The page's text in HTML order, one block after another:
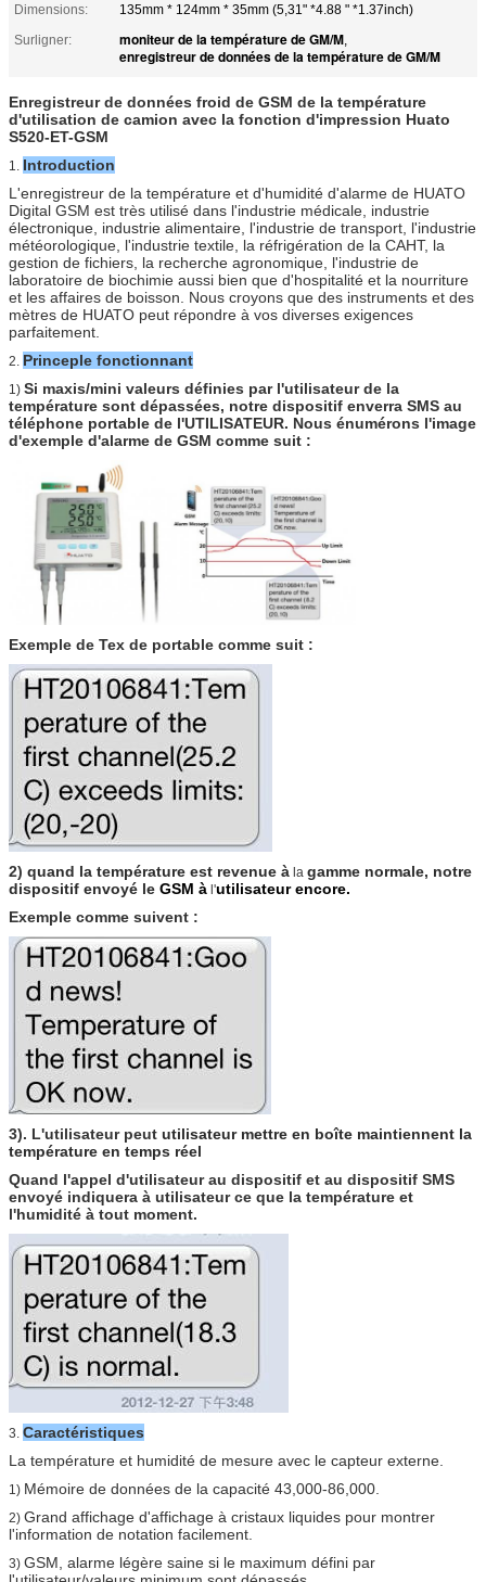
Dimensions:
135mm * 124mm * 35mm (5,31" *4.88 " *1.37inch)
Surligner:
moniteur de la température de GM/M,
enregistreur de données de la température de GM/M
Enregistreur de données froid de GSM de la température
d'utilisation de camion avec la fonction d'impression Huato
S520-ET-GSM
1. Introduction
L'enregistreur de la température et d'humidité d'alarme de HUATO
Digital GSM est très utilisé dans l'industrie médicale, industrie
électronique, industrie alimentaire, l'industrie de transport, l'industrie
météorologique, l'industrie textile, la réfrigération de la CAHT, la
gestion de fichiers, la recherche agronomique, l'industrie de
laboratoire de biochimie aussi bien que d'hospitalité et la nourriture
et les affaires de boisson. Nous croyons que des instruments et des
mètres de HUATO peut répondre à vos diverses exigences
parfaitement.
2. Princeple fonctionnant
1) Si maxis/mini valeurs définies par l'utilisateur de la
température sont dépassées, notre dispositif enverra SMS au
téléphone portable de l'UTILISATEUR. Nous énumérons l'image
d'exemple d'alarme de GSM comme suit :
Exemple de Tex de portable comme suit :
2) quand la température est revenue à la gamme normale, notre
dispositif envoyé le GSM à l'utilisateur encore.
Exemple comme suivent :
3). L'utilisateur peut utilisateur mettre en boîte maintiennent la
température en temps réel
Quand l'appel d'utilisateur au dispositif et au dispositif SMS
envoyé indiquera à utilisateur ce que la température et
l'humidité à tout moment.
3. Caractéristiques
La température et humidité de mesure avec le capteur externe.
1) Mémoire de données de la capacité 43,000-86,000.
2) Grand affichage d'affichage à cristaux liquides pour montrer
l'information de notation facilement.
3) GSM, alarme légère saine si le maximum défini par